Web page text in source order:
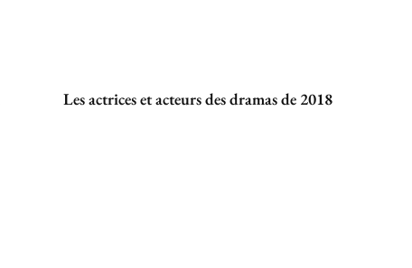
Les actrices et acteurs des dramas de 2018